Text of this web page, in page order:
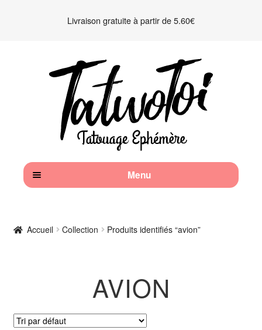
Livraison gratuite à partir de 5.60€
Menu
Accueil Collection Produits identifiés “avion”
AVION